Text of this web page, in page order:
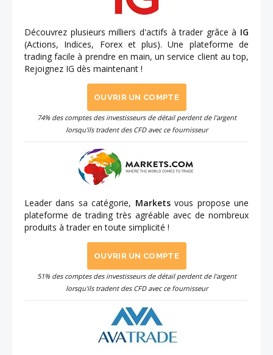
Découvrez plusieurs milliers d'actifs à trader grâce à IG
(Actions, Indices, Forex et plus). Une plateforme de
trading facile à prendre en main, un service client au top,
Rejoignez IG dès maintenant !
OUVRIR UN COMPTE
74% des comptes des investisseurs de détail perdent de l'argent
lorsqu'ils tradent des CFD avec ce fournisseur
Leader dans sa catégorie, Marketsvous propose une
plateforme de trading très agréable avec de nombreux
produits à trader en toute simplicité !
OUVRIR UN COMPTE
51% des comptes des investisseurs de détail perdent de l'argent
lorsqu'ils tradent des CFD avec ce fournisseur